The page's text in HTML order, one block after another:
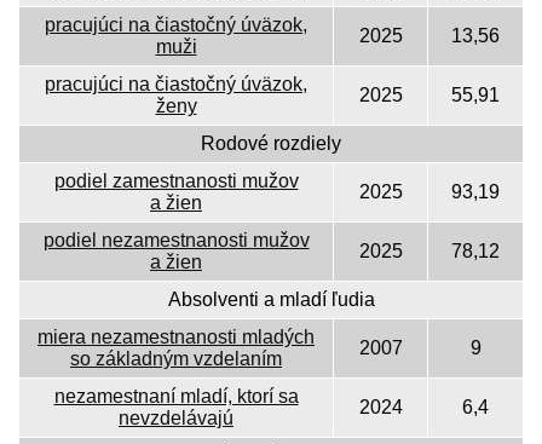
pracujúci na čiastočný úväzok,
muži
2025 13,56
pracujúci na čiastočný úväzok,
ženy
2025 55,91
Rodové rozdiely
podiel zamestnanosti mužov
a žien
2025 93,19
podiel nezamestnanosti mužov
a žien
2025 78,12
Absolventi a mladí ľudia
miera nezamestnanosti mladých
so základným vzdelaním
2007 9
nezamestnaní mladí, ktorí sa
nevzdelávajú
2024 6,4